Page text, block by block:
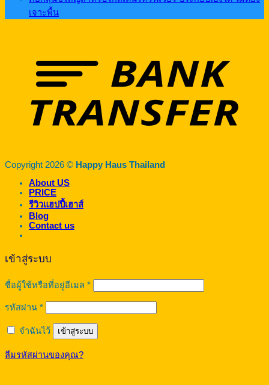
เจาะพื้น
Copyright 2026 © Happy Haus Thailand
About US
PRICE
รีวิวแฮปปี้เฮาส์
Blog
Contact us
เข้าสู่ระบบ
ชื่อผู้ใช้หรือที่อยู่อีเมล *ต้องการ
รหัสผ่าน *ต้องการ
จำฉันไว้ เข้าสู่ระบบ
ลืมรหัสผ่านของคุณ?